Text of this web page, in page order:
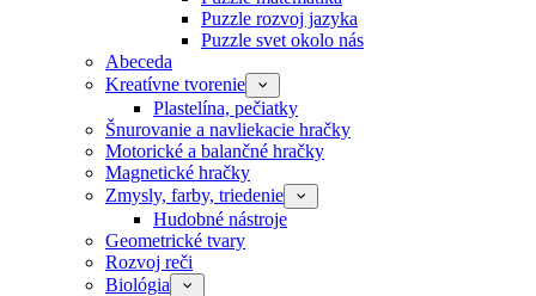
Puzzle rozvoj jazyka
Puzzle svet okolo nás
Abeceda
Kreatívne tvorenie
Plastelína, pečiatky
Šnurovanie a navliekacie hračky
Motorické a balančné hračky
Magnetické hračky
Zmysly, farby, triedenie
Hudobné nástroje
Geometrické tvary
Rozvoj reči
Biológia